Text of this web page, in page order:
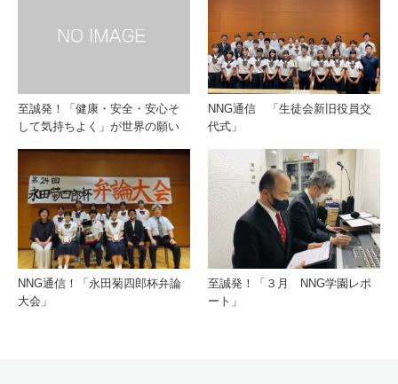
至誠発！「健康・安全・安心そ
して気持ちよく」が世界の願い
NNG通信 「生徒会新旧役員交
代式」
NNG通信！「永田菊四郎杯弁論
大会」
至誠発！「３月 NNG学園レポ
ート」